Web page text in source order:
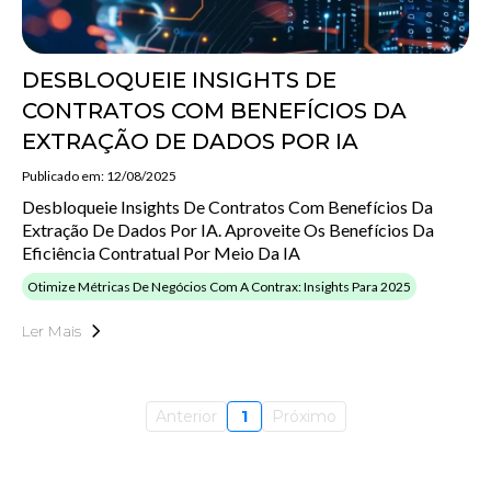
DESBLOQUEIE INSIGHTS DE
CONTRATOS COM BENEFÍCIOS DA
EXTRAÇÃO DE DADOS POR IA
Publicado em: 12/08/2025
Desbloqueie Insights De Contratos Com Benefícios Da
Extração De Dados Por IA. Aproveite Os Benefícios Da
Eficiência Contratual Por Meio Da IA
Otimize Métricas De Negócios Com A Contrax: Insights Para 2025
Ler Mais
Anterior 1 Próximo